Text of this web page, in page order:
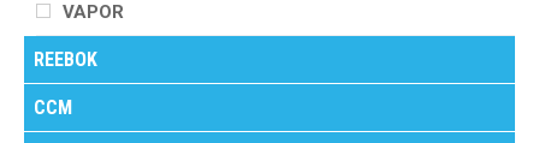
VAPOR
REEBOK
CCM